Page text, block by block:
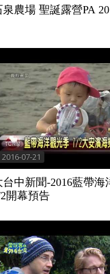
泉農場 聖誕露營PA
2016-07-21
台中新聞-2016藍帶海
開幕預告